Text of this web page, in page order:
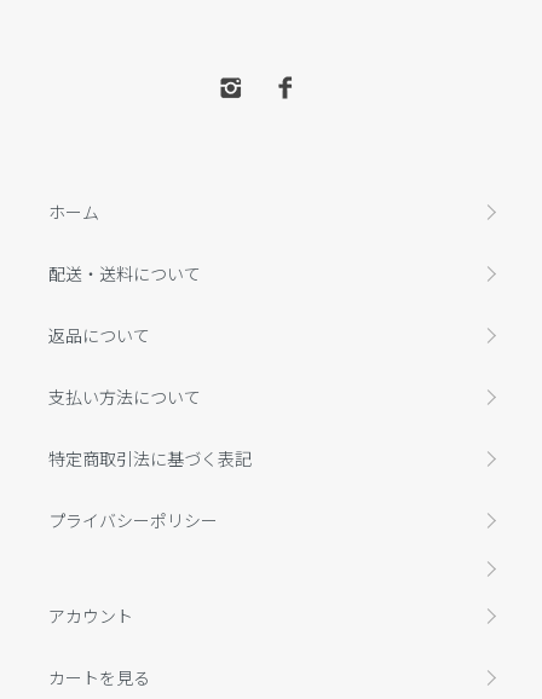
ホーム
配送・送料について
返品について
支払い方法について
特定商取引法に基づく表記
プライバシーポリシー
アカウント
カートを見る